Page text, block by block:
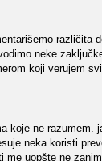
različita
neke
koji verujem
koje ne
neka koristi
uopšte ne